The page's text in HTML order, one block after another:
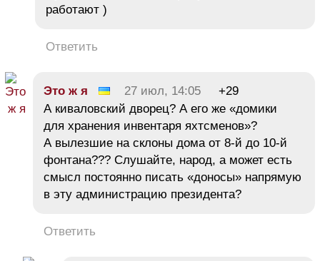
работают )
Ответить
Это ж я 27 июл, 14:05
+29
А киваловский дворец? А его же «домики
для хранения инвентаря яхтсменов»?
А вылезшие на склоны дома от 8-й до 10-й
фонтана??? Слушайте, народ, а может есть
смысл постоянно писать «доносы» напрямую
в эту администрацию президента?
Ответить